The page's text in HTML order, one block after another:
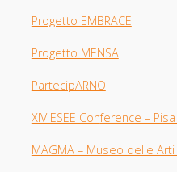
Progetto EMBRACE
Progetto MENSA
PartecipARNO
XIV ESEE Conference –
MAGMA – Museo delle